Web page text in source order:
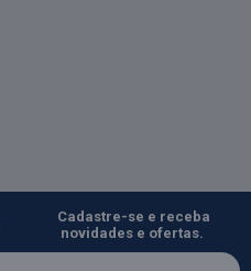
Cadastre-se e receba
novidades e ofertas.